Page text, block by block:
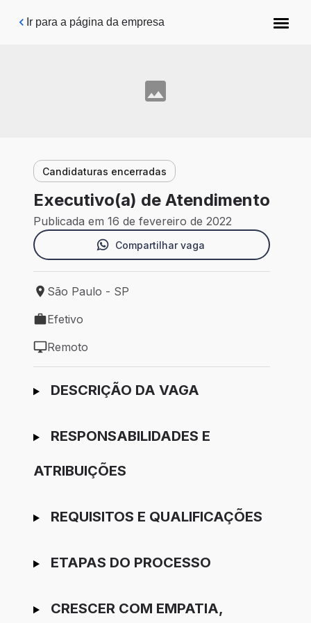
Pular para o conteúdo principal
Ir para a página da empresa
Candidaturas encerradas
Executivo(a) de Atendimento
Publicada em 16 de fevereiro de 2022
Compartilhar vaga
Local de trabalho: São Paulo - SP
São Paulo - SP
Tipo de vaga: Efetivo
Efetivo
Modelo de trabalho: Remoto
Remoto
Ir para candidatura
DESCRIÇÃO DA VAGA
RESPONSABILIDADES E
ATRIBUIÇÕES
REQUISITOS E QUALIFICAÇÕES
ETAPAS DO PROCESSO
CRESCER COM EMPATIA,